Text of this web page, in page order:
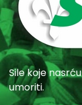
Sile koje
umoriti.